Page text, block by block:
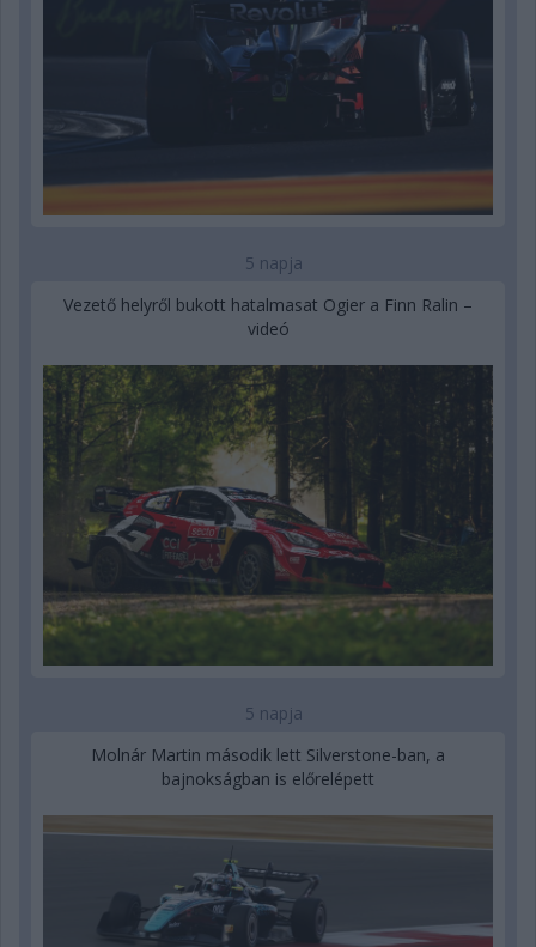
5 napja
Vezető helyről bukott hatalmasat Ogier a Finn Ralin –
videó
5 napja
Molnár Martin második lett Silverstone-ban, a
bajnokságban is előrelépett